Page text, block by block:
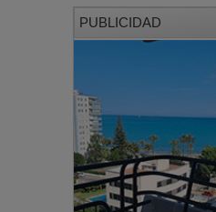
PUBLICIDAD